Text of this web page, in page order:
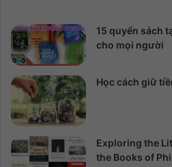
15 quyển sách
cho mọi người
Học cách giữ
Exploring the
the Books of